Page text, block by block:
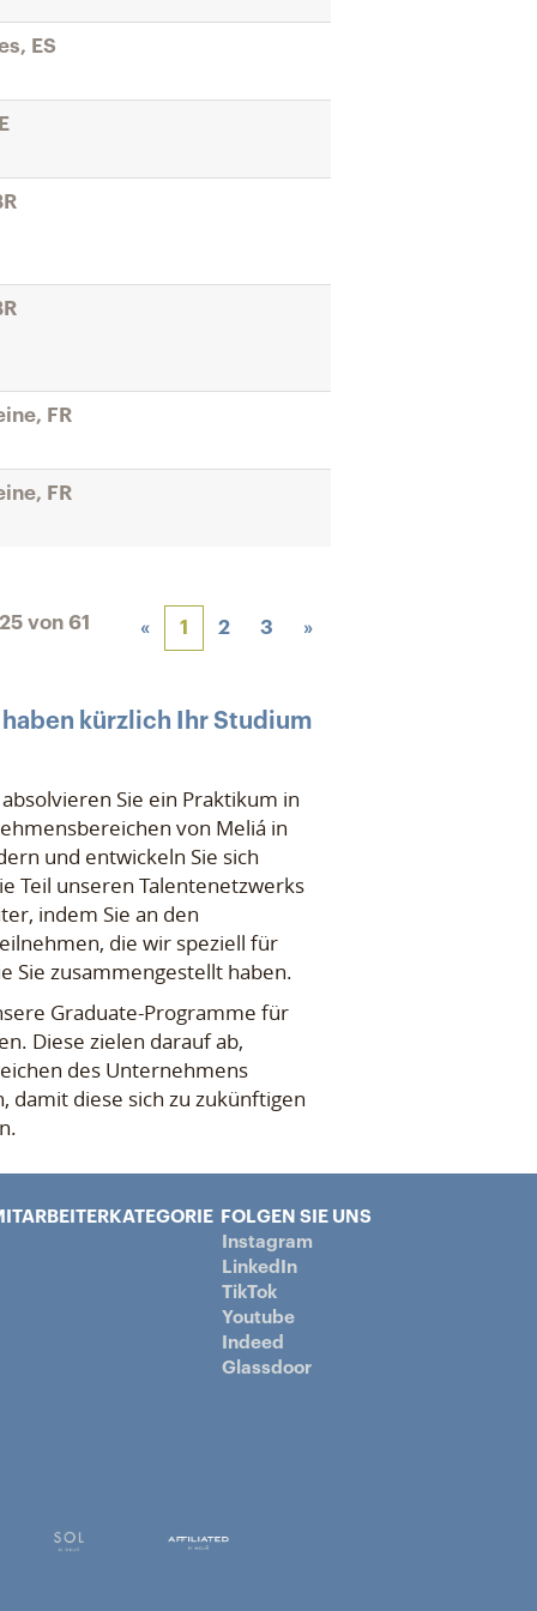
ES
FR
FR
von 61 « 1 2 3 »
kürzlich Ihr Studium
Sie ein Praktikum in
von Meliá in
und entwickeln Sie sich
Teil unseren Talentenetzwerks
indem Sie an den
die wir speziell für
Sie zusammengestellt haben.
Graduate-Programme für
Diese zielen darauf ab,
des Unternehmens
damit diese sich zu zukünftigen
FOLGEN SIE UNS
Instagram
LinkedIn
TikTok
Youtube
Indeed
Glassdoor